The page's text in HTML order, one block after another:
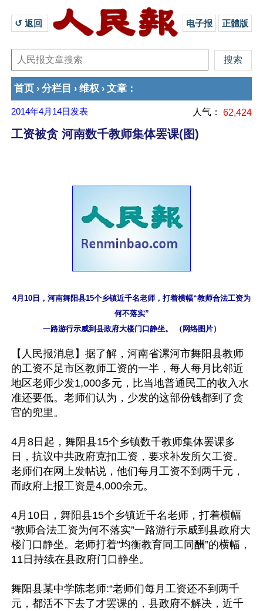
↺ 返回 电子报 正體版
首页 › 分栏目 › 维权 › 文章 ：
2014年4月14日 发表 人气： 62,424
工资被贪 河南数千教师集体罢课(图)
4月10日，河南舞阳县15个乡镇近千名老师，打着横幅“教师合法工资为
何不落实”
一路游行示威到县政府大楼门口静坐。 （网络图片）
【人民报消息】据了解，河南省漯河市舞阳县教师
的工资不足市区教师工资的一半，每人每月比邻近
地区老师少发1,000多元，比当地普通民工的收入水
准还要低。老师们认为，少发的这部份钱都到了贪
官的兜里。
4月8日起，舞阳县15个乡镇数千教师集体罢课多
日，抗议中共政府克扣工资，要求补发所欠工资。
老师们在网上发帖说，他们每月工资不到两千元，
而政府上报工资是4,000余元。
4月10日，舞阳县15个乡镇近千名老师，打着横幅
“教师合法工资为何不落实”一路游行示威到县政府大
楼门口静坐。老师打着“均衡教育同工同酬”的横幅，
11日持续在县政府门口静坐。
舞阳县某中学陈老师:“老师们每月工资还不到两千
元，都活不下去了才罢课的，县政府不解决，近千